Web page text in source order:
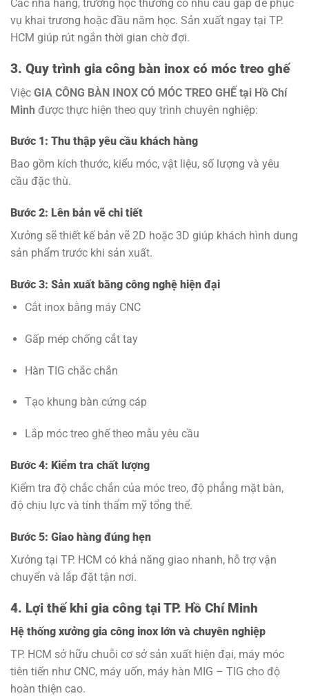
Các nhà hàng, trường học thường có nhu cầu gấp để phục
vụ khai trương hoặc đầu năm học. Sản xuất ngay tại TP.
HCM giúp rút ngắn thời gian chờ đợi.
3. Quy trình gia công bàn inox có móc treo ghế
Việc GIA CÔNG BÀN INOX CÓ MÓC TREO GHẾ tại Hồ Chí
Minh được thực hiện theo quy trình chuyên nghiệp:
Bước 1: Thu thập yêu cầu khách hàng
Bao gồm kích thước, kiểu móc, vật liệu, số lượng và yêu
cầu đặc thù.
Bước 2: Lên bản vẽ chi tiết
Xưởng sẽ thiết kế bản vẽ 2D hoặc 3D giúp khách hình dung
sản phẩm trước khi sản xuất.
Bước 3: Sản xuất bằng công nghệ hiện đại
Cắt inox bằng máy CNC
Gấp mép chống cắt tay
Hàn TIG chắc chắn
Tạo khung bàn cứng cáp
Lắp móc treo ghế theo mẫu yêu cầu
Bước 4: Kiểm tra chất lượng
Kiểm tra độ chắc chắn của móc treo, độ phẳng mặt bàn,
độ chịu lực và tính thẩm mỹ tổng thể.
Bước 5: Giao hàng đúng hẹn
Xưởng tại TP. HCM có khả năng giao nhanh, hỗ trợ vận
chuyển và lắp đặt tận nơi.
4. Lợi thế khi gia công tại TP. Hồ Chí Minh
Hệ thống xưởng gia công inox lớn và chuyên nghiệp
TP. HCM sở hữu chuỗi cơ sở sản xuất hiện đại, máy móc
tiên tiến như CNC, máy uốn, máy hàn MIG – TIG cho độ
hoàn thiện cao.